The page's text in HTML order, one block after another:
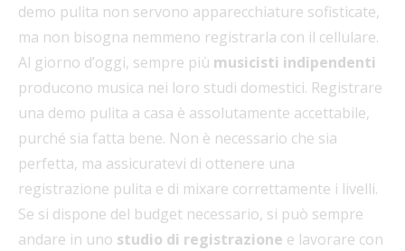
demo pulita non servono apparecchiature sofisticate,
ma non bisogna nemmeno registrarla con il cellulare.
Al giorno d’oggi, sempre più musicisti indipendenti
producono musica nei loro studi domestici. Registrare
una demo pulita a casa è assolutamente accettabile,
purché sia fatta bene. Non è necessario che sia
perfetta, ma assicuratevi di ottenere una
registrazione pulita e di mixare correttamente i livelli.
Se si dispone del budget necessario, si può sempre
andare in uno studio di registrazione e lavorare con